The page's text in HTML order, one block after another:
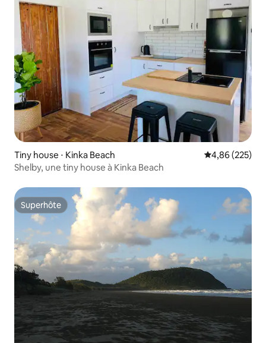
Tiny house ⋅ Kinka Beach Évaluation
4,86 (225)
Shelby, une tiny house à Kinka Beach
Superhôte
Superhôte